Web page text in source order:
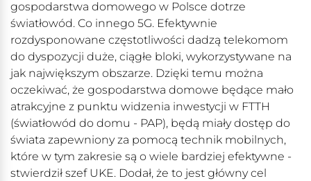
gospodarstwa domowego w Polsce dotrze
światłowód. Co innego 5G. Efektywnie
rozdysponowane częstotliwości dadzą telekomom
do dyspozycji duże, ciągłe bloki, wykorzystywane na
jak największym obszarze. Dzięki temu można
oczekiwać, że gospodarstwa domowe będące mało
atrakcyjne z punktu widzenia inwestycji w FTTH
(światłowód do domu - PAP), będą miały dostęp do
świata zapewniony za pomocą technik mobilnych,
które w tym zakresie są o wiele bardziej efektywne -
stwierdził szef UKE. Dodał, że to jest główny cel